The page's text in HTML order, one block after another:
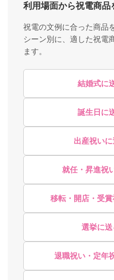
利用場面から祝電商品
祝電の文例に合った商品
シーン別に、適した祝電
ます。
結婚式に
誕生日に
出産祝い
就任・昇進祝
移転・開店・受
選挙に
退職祝い・定年